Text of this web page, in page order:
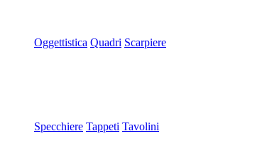
Oggettistica Quadri Scarpiere
Specchiere Tappeti Tavolini